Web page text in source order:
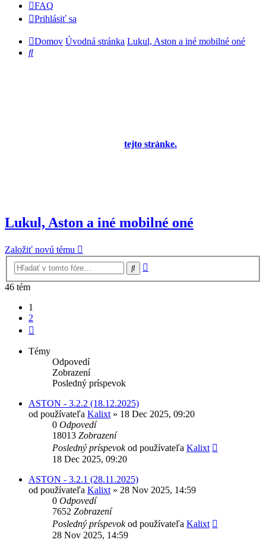
FAQ
Prihlásiť sa
Domov Úvodná stránka Lukul, Aston a iné mobilné oné
Hľadať
tejto stránke.
Lukul, Aston a iné mobilné oné
Založiť novú tému
Hľadať
46 tém
1
2
Témy
Odpovedí
Zobrazení
Posledný príspevok
ASTON - 3.2.2 (18.12.2025)
od používateľa Kalixt » 18 Dec 2025, 09:20
0 Odpovedí
18013 Zobrazení
Posledný príspevokod používateľa Kalixt
18 Dec 2025, 09:20
ASTON - 3.2.1 (28.11.2025)
od používateľa Kalixt » 28 Nov 2025, 14:59
0 Odpovedí
7652 Zobrazení
Posledný príspevokod používateľa Kalixt
28 Nov 2025, 14:59